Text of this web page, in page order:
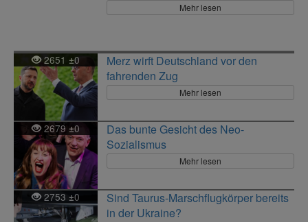
Mehr lesen
2651 ±0
Merz wirft Deutschland vor den
fahrenden Zug
Mehr lesen
2679±0
Das bunte Gesicht des Neo-
Sozialismus
Mehr lesen
2753±0
Sind Taurus-Marschflugkörper bereits
in der Ukraine?